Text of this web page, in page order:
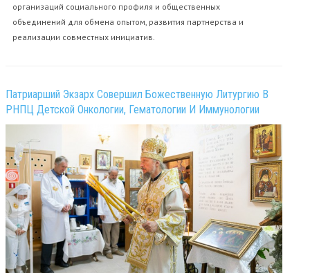
организаций социального профиля и общественных
объединений для обмена опытом, развития партнерства и
реализации совместных инициатив.
Патриарший Экзарх Совершил Божественную Литургию В
РНПЦ Детской Онкологии, Гематологии И Иммунологии